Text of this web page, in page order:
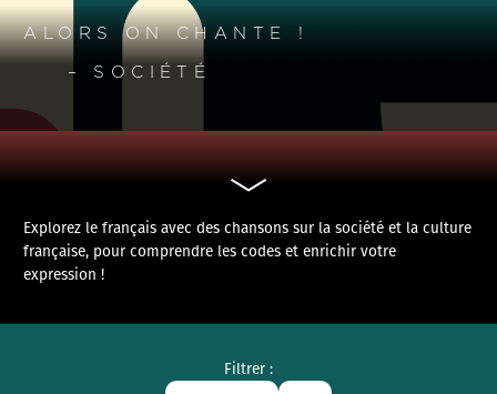
ALORS ON CHANTE !
– SOCIÉTÉ
Explorez le français avec des chansons sur la société et la culture
française, pour comprendre les codes et enrichir votre
expression !
Filtrer :